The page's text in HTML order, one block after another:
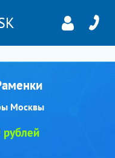
Москвы